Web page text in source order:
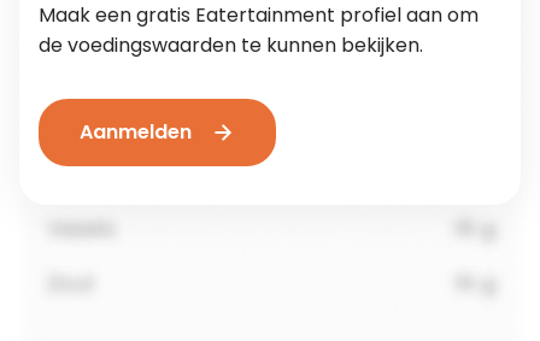
Maak een gratis Eatertainment profiel aan om
de voedingswaarden te kunnen bekijken.
Aanmelden